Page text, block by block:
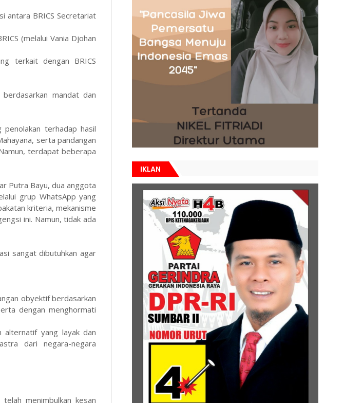
antara BRICS Secretariat
(melalui Vania Djohan
terkait dengan BRICS
mandat dan
terhadap hasil
serta pandangan
terdapat beberapa
Putra Bayu, dua anggota
grup WhatsApp yang
kriteria, mekanisme
ini. Namun, tidak ada
sangat dibutuhkan agar
obyektif berdasarkan
dengan menghormati
alternatif yang layak dan
dari negara-negara
menimbulkan kesan
IKLAN